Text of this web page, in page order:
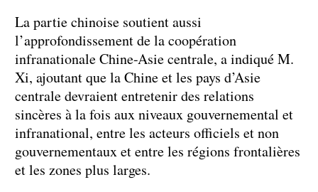
La partie chinoise soutient aussi
l’approfondissement de la coopération
infranationale Chine-Asie centrale, a indiqué M.
Xi, ajoutant que la Chine et les pays d’Asie
centrale devraient entretenir des relations
sincères à la fois aux niveaux gouvernemental et
infranational, entre les acteurs officiels et non
gouvernementaux et entre les régions frontalières
et les zones plus larges.